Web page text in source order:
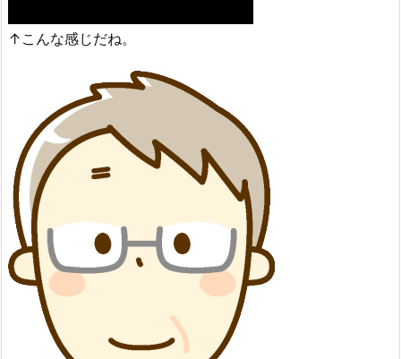
↑こんな感じだね。